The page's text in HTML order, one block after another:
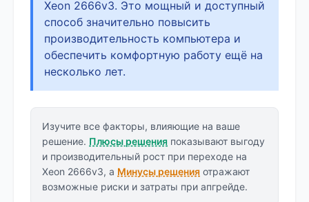
Xeon 2666v3. Это мощный и доступный
способ значительно повысить
производительность компьютера и
обеспечить комфортную работу ещё на
несколько лет.
Изучите все факторы, влияющие на ваше
решение. Плюсы решения показывают выгоду
и производительный рост при переходе на
Xeon 2666v3, а Минусы решения отражают
возможные риски и затраты при апгрейде.